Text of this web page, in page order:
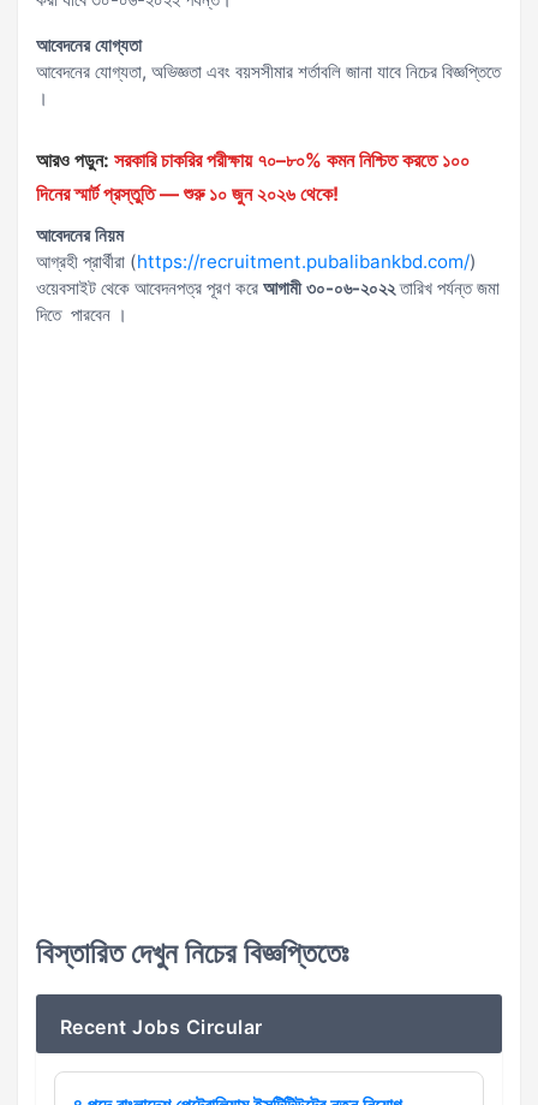
আবেদনেরযোগ্যতা
আবেদনের যোগ্যতা, অভিজ্ঞতা এবং বয়সসীমার শর্তাবলি জানা যাবে নিচের বিজ্ঞপ্তিতে
।
আরও পড়ুন: সরকারি চাকরির পরীক্ষায় ৭০–৮০% কমন নিশ্চিত করতে ১০০
দিনের স্মার্ট প্রস্তুতি — শুরু ১০ জুন ২০২৬ থেকে!
আবেদনের নিয়ম
আগ্রহী প্রার্থীরা (https://recruitment.pubalibankbd.com/)
ওয়েবসাইট থেকে আবেদনপত্র পূরণ করে আগামী ৩০-০৬-২০২২তারিখ পর্যন্ত জমা
দিতে পারবেন ।
বিস্তারিত দেখুন নিচের বিজ্ঞপ্তিতেঃ
Recent Jobs Circular